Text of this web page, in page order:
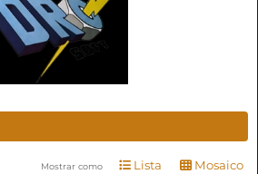
Mostrar como Lista Mosaico